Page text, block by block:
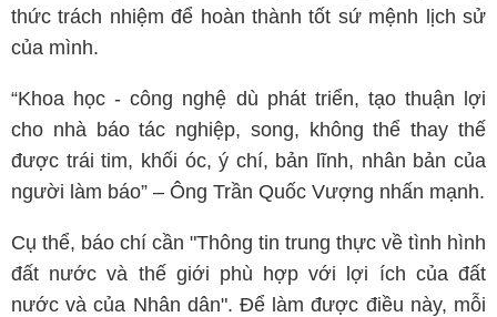
thức trách nhiệm để hoàn thành tốt sứ mệnh lịch sử
của mình.
“Khoa học - công nghệ dù phát triển, tạo thuận lợi
cho nhà báo tác nghiệp, song, không thể thay thế
được trái tim, khối óc, ý chí, bản lĩnh, nhân bản của
người làm báo” – Ông Trần Quốc Vượng nhấn mạnh.
Cụ thể, báo chí cần "Thông tin trung thực về tình hình
đất nước và thế giới phù hợp với lợi ích của đất
nước và của Nhân dân". Để làm được điều này, mỗi